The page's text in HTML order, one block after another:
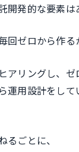
開発的な要素は
回ゼロから作る
アリングし、
運用設計をし
るごとに、